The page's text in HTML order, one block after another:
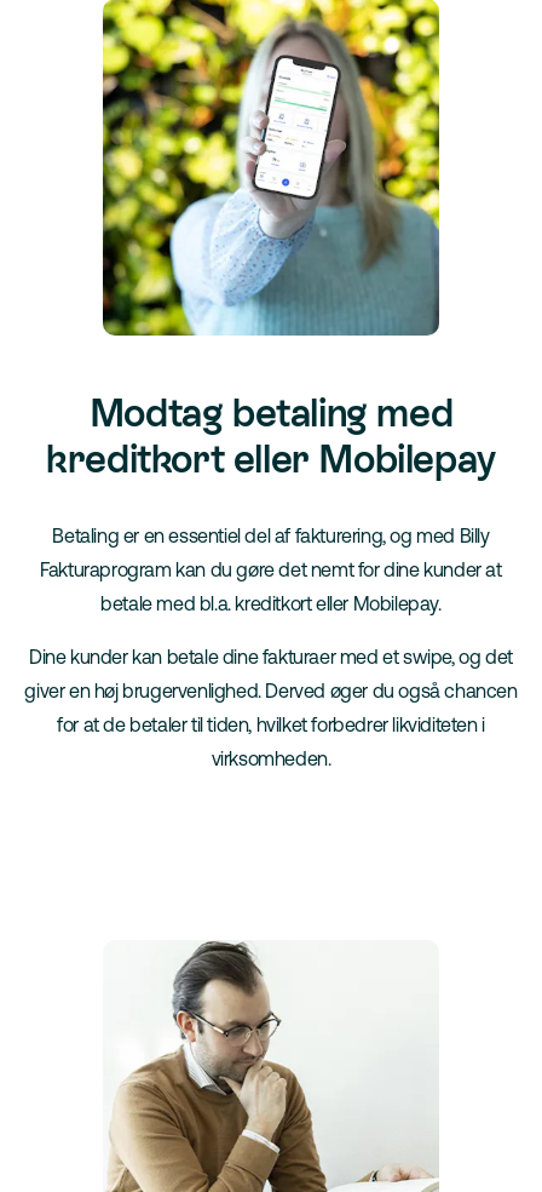
Modtag betaling med
kreditkort eller Mobilepay
Betaling er en essentiel del af fakturering, og med Billy
Fakturaprogram kan du gøre det nemt for dine kunder at
betale med bl.a. kreditkort eller Mobilepay.
Dine kunder kan betale dine fakturaer med et swipe, og det
giver en høj brugervenlighed. Derved øger du også chancen
for at de betaler til tiden, hvilket forbedrer likviditeten i
virksomheden.